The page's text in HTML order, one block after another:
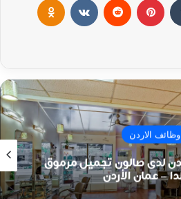
وظائف الاردن
لدى صالون تجميل مرموق
– عمان الأردن